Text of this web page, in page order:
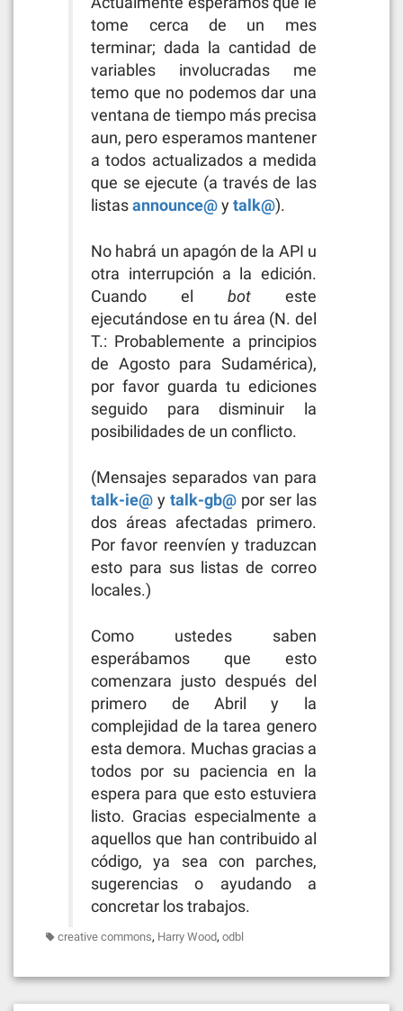
tome cerca de un mes
terminar; dada la cantidad de
variables involucradas me
temo que no podemos dar una
ventana de tiempo más precisa
aun, pero esperamos mantener
a todos actualizados a medida
que se ejecute (a través de las
listasannounce@ ytalk@).
No habrá un apagón de la API u
otra interrupción a la edición.
Cuando el boteste
ejecutándose en tu área (N. del
T.: Probablemente a principios
de Agosto para Sudamérica),
por favor guarda tu ediciones
seguido para disminuir la
posibilidades de un conflicto.
(Mensajes separados van para
talk-ie@ ytalk-gb@ por ser las
dos áreas afectadas primero.
Por favor reenvíen y traduzcan
esto para sus listas de correo
locales.)
Como ustedes saben
esperábamos que esto
comenzara justo después del
primero de Abril y la
complejidad de la tarea genero
esta demora. Muchas gracias a
todos por su paciencia en la
espera para que esto estuviera
listo. Gracias especialmente a
aquellos que han contribuido al
código, ya sea con parches,
sugerencias o ayudando a
concretar los trabajos.
creative commons, Harry Wood, odbl